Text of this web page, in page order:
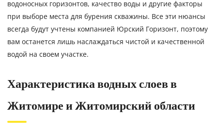
водоносных горизонтов, качество воды и другие факторы
при выборе места для бурения скважины. Все эти нюансы
всегда будут учтены компанией Юрский Горизонт, поэтому
вам останется лишь наслаждаться чистой и качественной
водой на своем участке.
Характеристика водных слоев в
Житомире и Житомирский области